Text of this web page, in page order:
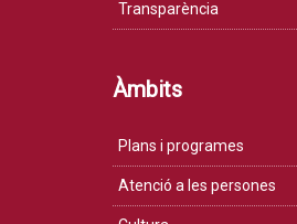
Transparència
Àmbits
Plans i programes
Atenció a les persones